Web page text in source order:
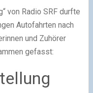
von Radio SRF durfte
Autofahrten nach
und Zuhörer
gefasst: